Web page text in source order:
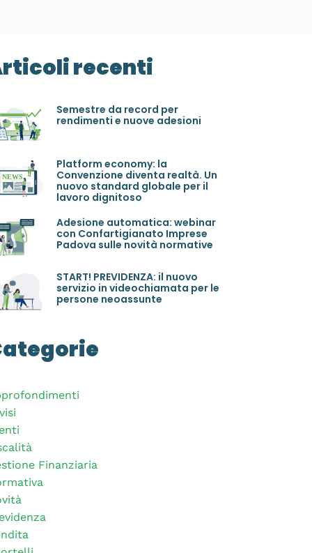
recenti
Semestre da record per
rendimenti e nuove adesioni
Platform economy: la
Convenzione diventa realtà. Un
nuovo standard globale per il
lavoro dignitoso
Adesione automatica: webinar
con Confartigianato Imprese
Padova sulle novità normative
START! PREVIDENZA: il nuovo
servizio in videochiamata per le
persone neoassunte
Finanziaria